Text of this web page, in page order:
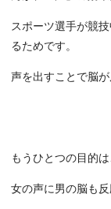
スポーツ選手が競
るためです。
声を出すことで脳
もうひとつの目的
女の声に男の脳も